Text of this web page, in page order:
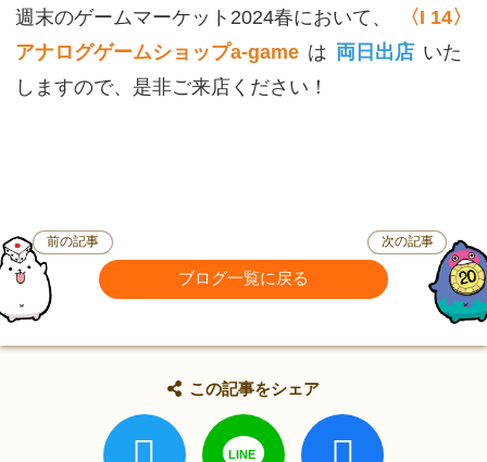
週末のゲームマーケット2024春において、
〈I 14〉
アナログゲームショップa-game は 両日出店 いた
しますので、是非ご来店ください！
前の記事
ブログ一覧に戻る
次の記事
この記事をシェア